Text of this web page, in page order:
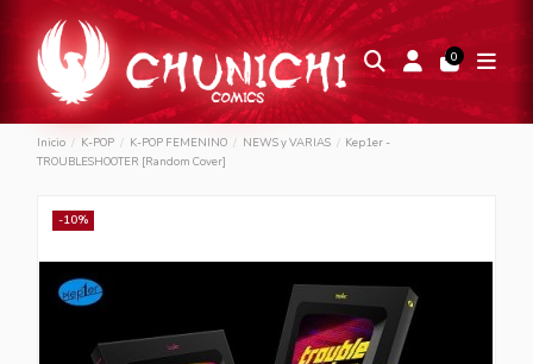
0
Inicio K-POP K-POP FEMENINO NEWS y VARIAS
Kep1er -
TROUBLESHOOTER [Random Cover]
-10%